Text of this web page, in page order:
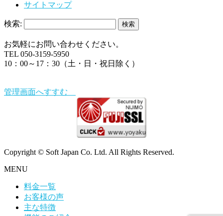
サイトマップ
検索:
お気軽にお問い合わせください。
TEL 050-3159-5950
10：00～17：30（土・日・祝日除く）
管理画面へすすむ
Copyright © Soft Japan Co. Ltd. All Rights Reserved.
MENU
料金一覧
お客様の声
主な特徴